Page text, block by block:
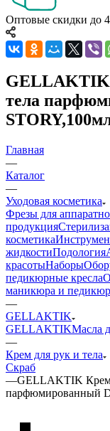
Оптовые скидки до
GELLAKTIK
тела
Главная
—
Каталог
—
Уходовая косметика
Фрезы для
продукция
косметика
жидкостиПодология
красотыНаборы
педикюрные кресла
маникюра и
—
GELLAKTIK
GELLAKTIKМасла
—
Крем для рук и тела
Скраб
—GELLAKTIK
парфюмированный